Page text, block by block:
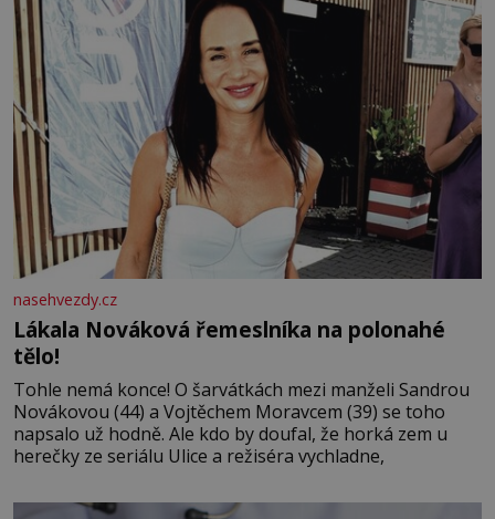
nasehvezdy.cz
Lákala Nováková řemeslníka na polonahé
tělo!
Tohle nemá konce! O šarvátkách mezi manželi Sandrou
Novákovou (44) a Vojtěchem Moravcem (39) se toho
napsalo už hodně. Ale kdo by doufal, že horká zem u
herečky ze seriálu Ulice a režiséra vychladne,